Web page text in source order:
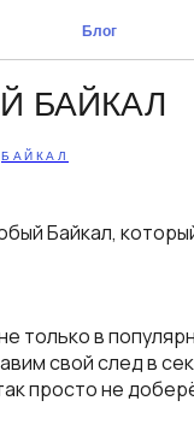
Блог
БАЙКАЛ
БАЙКАЛ
Байкал,
только в
свой след в
просто не